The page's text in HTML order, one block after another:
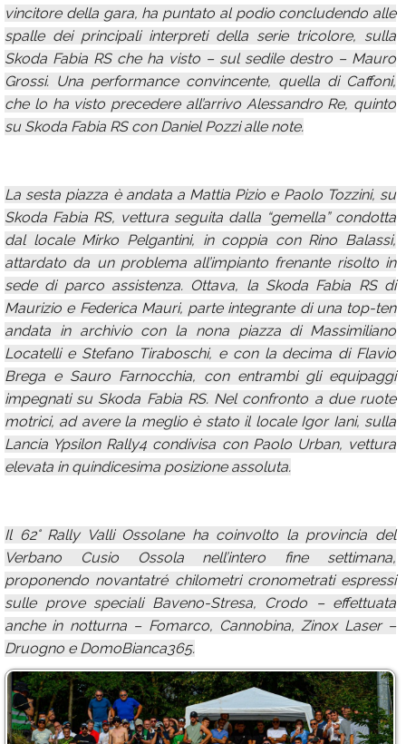
vincitore della gara, ha puntato al podio concludendo alle
spalle dei principali interpreti della serie tricolore, sulla
Skoda Fabia RS che ha visto – sul sedile destro – Mauro
Grossi. Una performance convincente, quella di Caffoni,
che lo ha visto precedere all’arrivo Alessandro Re, quinto
su Skoda Fabia RS con Daniel Pozzi alle note.
La sesta piazza è andata a Mattia Pizio e Paolo Tozzini, su
Skoda Fabia RS, vettura seguita dalla “gemella” condotta
dal locale Mirko Pelgantini, in coppia con Rino Balassi,
attardato da un problema all’impianto frenante risolto in
sede di parco assistenza. Ottava, la Skoda Fabia RS di
Maurizio e Federica Mauri, parte integrante di una top-ten
andata in archivio con la nona piazza di Massimiliano
Locatelli e Stefano Tiraboschi, e con la decima di Flavio
Brega e Sauro Farnocchia, con entrambi gli equipaggi
impegnati su Skoda Fabia RS. Nel confronto a due ruote
motrici, ad avere la meglio è stato il locale Igor Iani, sulla
Lancia Ypsilon Rally4 condivisa con Paolo Urban, vettura
elevata in quindicesima posizione assoluta.
Il 62° Rally Valli Ossolane ha coinvolto la provincia del
Verbano Cusio Ossola nell’intero fine settimana,
proponendo novantatré chilometri cronometrati espressi
sulle prove speciali Baveno-Stresa, Crodo – effettuata
anche in notturna – Fomarco, Cannobina, Zinox Laser –
Druogno e DomoBianca365.